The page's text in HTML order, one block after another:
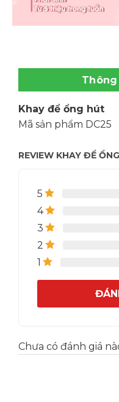
Khay để ổng hút
Mã sản phẩm DC25
REVIEW KHAY ĐỂ
5
4
3
2
1
Chưa có đánh giá